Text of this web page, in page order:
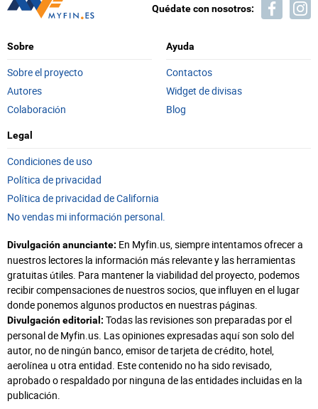
Quédate con nosotros:
Sobre
Sobre el proyecto
Autores
Colaboración
Ayuda
Contactos
Widget de divisas
Blog
Legal
Condiciones de uso
Política de privacidad
Política de privacidad de California
No vendas mi información personal.
Divulgación anunciante: En Myfin.us, siempre intentamos ofrecer a
nuestros lectores la información más relevante y las herramientas
gratuitas útiles. Para mantener la viabilidad del proyecto, podemos
recibir compensaciones de nuestros socios, que influyen en el lugar
donde ponemos algunos productos en nuestras páginas.
Divulgación editorial: Todas las revisiones son preparadas por el
personal de Myfin.us. Las opiniones expresadas aquí son solo del
autor, no de ningún banco, emisor de tarjeta de crédito, hotel,
aerolínea u otra entidad. Este contenido no ha sido revisado,
aprobado o respaldado por ninguna de las entidades incluidas en la
publicación.